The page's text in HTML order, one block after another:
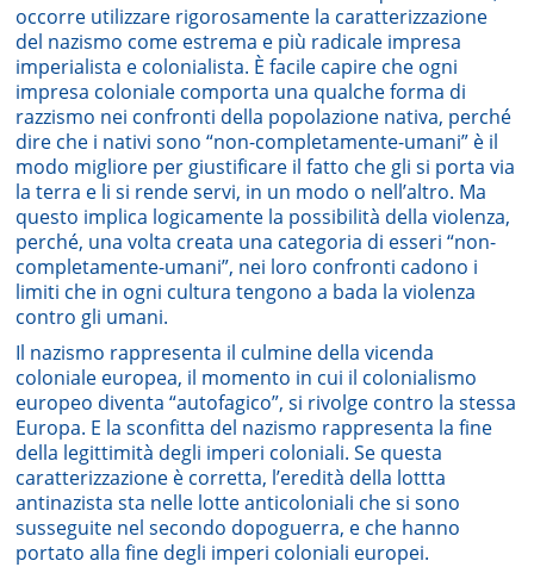
occorre utilizzare rigorosamente la caratterizzazione
del nazismo come estrema e più radicale impresa
imperialista e colonialista. È facile capire che ogni
impresa coloniale comporta una qualche forma di
razzismo nei confronti della popolazione nativa, perché
dire che i nativi sono “non-completamente-umani” è il
modo migliore per giustificare il fatto che gli si porta via
la terra e li si rende servi, in un modo o nell’altro. Ma
questo implica logicamente la possibilità della violenza,
perché, una volta creata una categoria di esseri “non-
completamente-umani”, nei loro confronti cadono i
limiti che in ogni cultura tengono a bada la violenza
contro gli umani.
Il nazismo rappresenta il culmine della vicenda
coloniale europea, il momento in cui il colonialismo
europeo diventa “autofagico”, si rivolge contro la stessa
Europa. E la sconfitta del nazismo rappresenta la fine
della legittimità degli imperi coloniali. Se questa
caratterizzazione è corretta, l’eredità della lottta
antinazista sta nelle lotte anticoloniali che si sono
susseguite nel secondo dopoguerra, e che hanno
portato alla fine degli imperi coloniali europei.